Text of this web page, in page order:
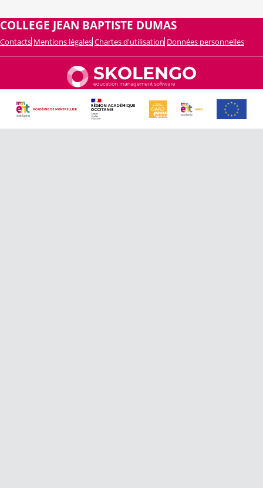
COLLEGE JEAN BAPTISTE DUMAS
Contacts Mentions légales Chartes d'utilisation Données personnelles